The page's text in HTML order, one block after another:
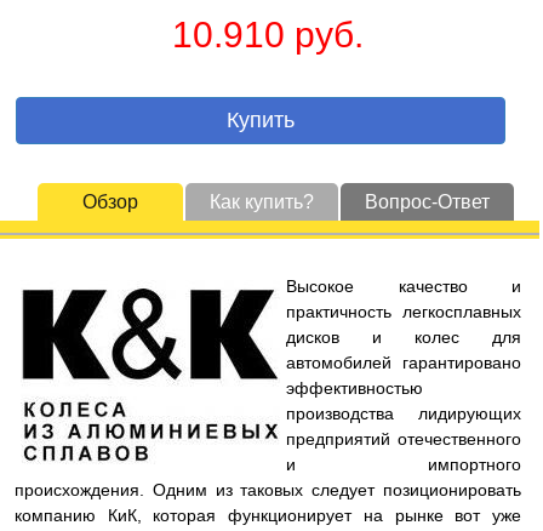
10.910 руб.
Купить
Обзор Как купить? Вопрос-Ответ
Высокое качество и
практичность легкосплавных
дисков и колес для
автомобилей гарантировано
эффективностью
производства лидирующих
предприятий отечественного
и импортного
происхождения. Одним из таковых следует позиционировать
компанию КиК, которая функционирует на рынке вот уже